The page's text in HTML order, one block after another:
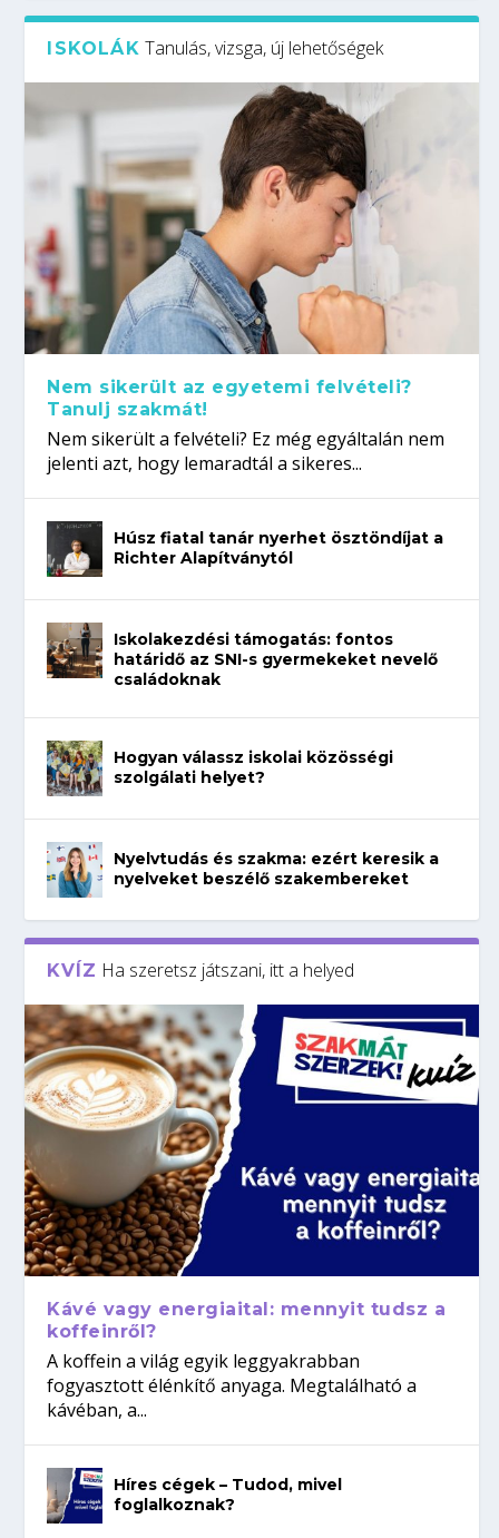
ISKOLÁK Tanulás, vizsga, új lehetőségek
Nem sikerült az egyetemi felvételi?
Tanulj szakmát!
Nem sikerült a felvételi? Ez még egyáltalán nem
jelenti azt, hogy lemaradtál a sikeres...
Húsz fiatal tanár nyerhet ösztöndíjat a
Richter Alapítványtól
Iskolakezdési támogatás: fontos
határidő az SNI-s gyermekeket nevelő
családoknak
Hogyan válassz iskolai közösségi
szolgálati helyet?
Nyelvtudás és szakma: ezért keresik a
nyelveket beszélő szakembereket
KVÍZ Ha szeretsz játszani, itt a helyed
Kávé vagy energiaital: mennyit tudsz a
koffeinről?
A koffein a világ egyik leggyakrabban
fogyasztott élénkítő anyaga. Megtalálható a
kávéban, a...
Híres cégek – Tudod, mivel
foglalkoznak?